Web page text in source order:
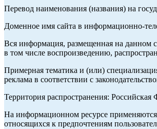
Перевод наименования (названия) на
Доменное имя сайта в информационно-
Вся информация, размещенная на данном
в том числе воспроизведению,
Примерная тематика и (или)
реклама в соответствии с
Территория распространения:
На информационном ресурсе
относящихся к предпочтениям